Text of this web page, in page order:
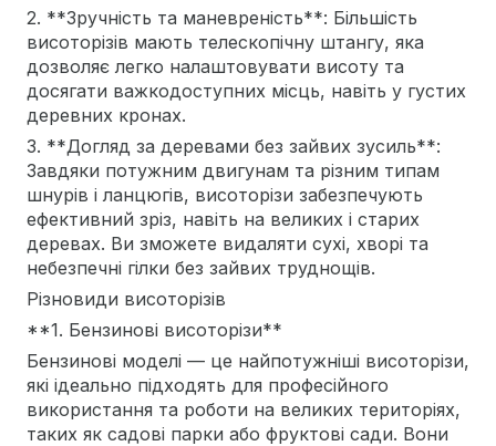
2. **Зручність та маневреність**: Більшість
висоторізів мають телескопічну штангу, яка
дозволяє легко налаштовувати висоту та
досягати важкодоступних місць, навіть у густих
деревних кронах.
3. **Догляд за деревами без зайвих зусиль**:
Завдяки потужним двигунам та різним типам
шнурів і ланцюгів, висоторізи забезпечують
ефективний зріз, навіть на великих і старих
деревах. Ви зможете видаляти сухі, хворі та
небезпечні гілки без зайвих труднощів.
Різновиди висоторізів
**1. Бензинові висоторізи**
Бензинові моделі — це найпотужніші висоторізи,
які ідеально підходять для професійного
використання та роботи на великих територіях,
таких як садові парки або фруктові сади. Вони